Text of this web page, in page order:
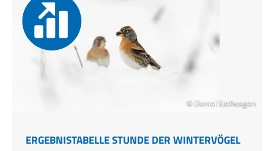
© Daniel Stellwagen
ERGEBNISTABELLE STUNDE DER WINTERVÖGEL